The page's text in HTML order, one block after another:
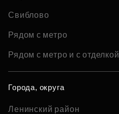
Свиблово
Рядом с метро
Рядом с метро и с отделкой
Города, округа
Ленинский район